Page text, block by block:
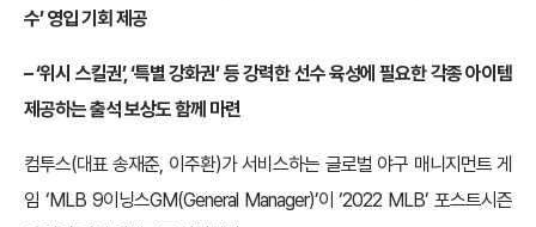
수’ 영입 기회 제공
– ‘위시 스킬권’, ‘특별 강화권’ 등 강력한 선수 육성에 필요한 각종 아이템
제공하는 출석 보상도 함께 마련
컴투스(대표 송재준, 이주환)가 서비스하는 글로벌 야구 매니지먼트 게
임 ‘MLB 9이닝스GM(General Manager)’이 ‘2022 MLB’ 포스트시즌